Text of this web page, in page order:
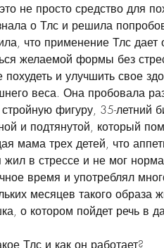
не просто средство для
о Тлс и решила
что применение Тлс дает
желаемой формы без
похудеть и улучшить свое
веса. Она пробовала
стройную фигуру, 35-летний
и подтянутой, который
мама трех детей, что
жил в стрессе и не мог
время и употреблял
месяцев такого образа
о котором пойдет речь в
Тлс и как он работает?